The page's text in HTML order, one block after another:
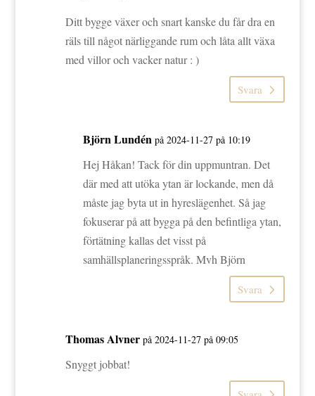
Ditt bygge växer och snart kanske du får dra en
räls till något närliggande rum och låta allt växa
med villor och vacker natur : )
Svara
Björn Lundén på 2024-11-27 på 10:19
Hej Håkan! Tack för din uppmuntran. Det
där med att utöka ytan är lockande, men då
måste jag byta ut in hyreslägenhet. Så jag
fokuserar på att bygga på den befintliga ytan,
förtätning kallas det visst på
samhällsplaneringsspråk. Mvh Björn
Svara
Thomas Alvner på 2024-11-27 på 09:05
Snyggt jobbat!